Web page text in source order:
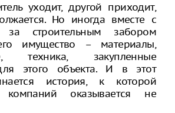
уходит, другой приходит,
Но иногда вместе с
за строительным забором
имущество – материалы,
техника, закупленные
этого объекта. И в этот
история, к которой
компаний оказывается не